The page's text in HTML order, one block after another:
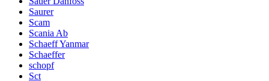
Saurer
Scam
Scania Ab
Schaeff Yanmar
Schaeffer
schopf
Sct